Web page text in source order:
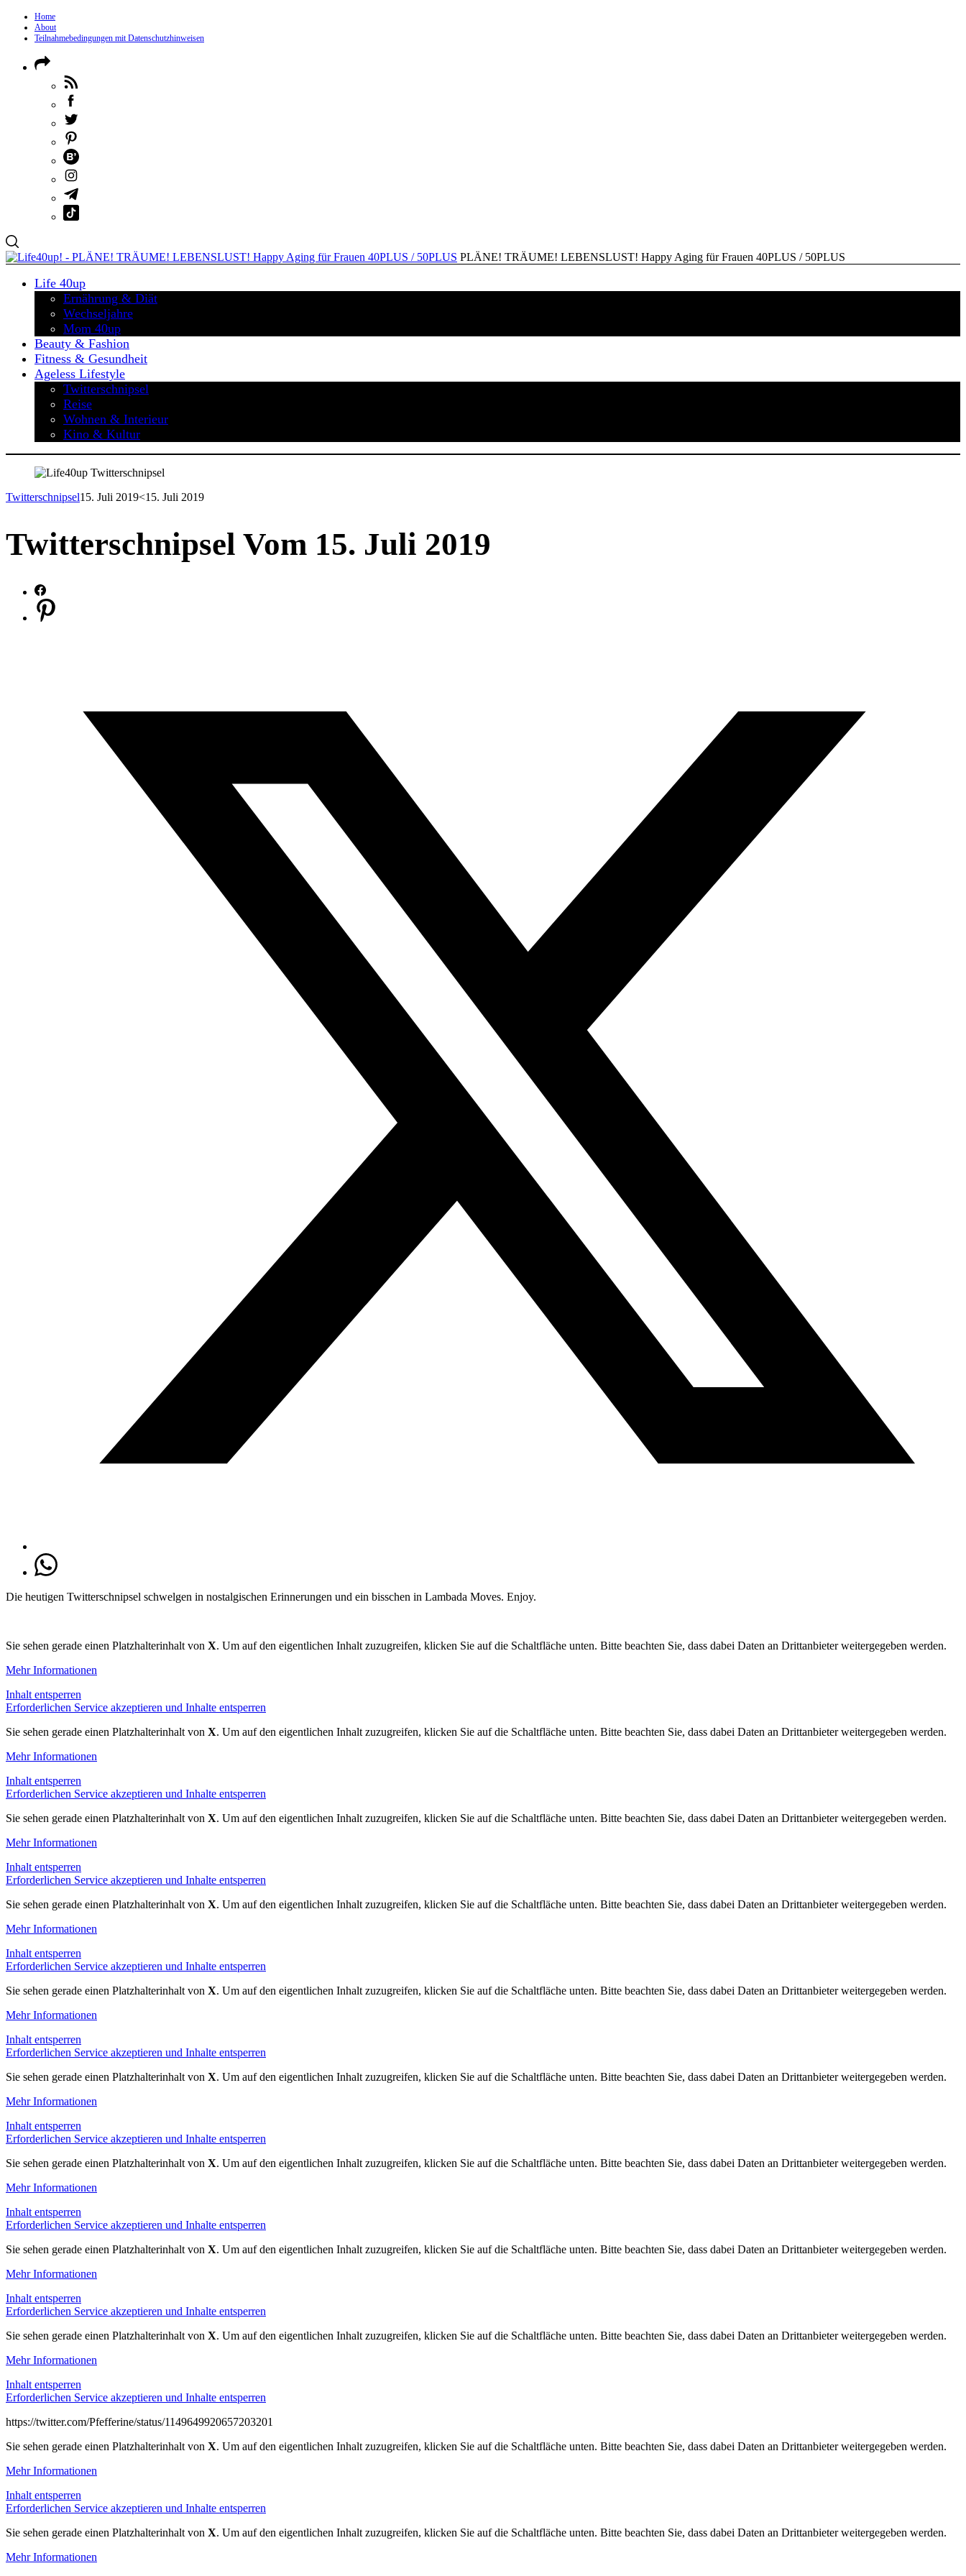
Home
About
Teilnahmebedingungen mit Datenschutzhinweisen
PLÄNE! TRÄUME! LEBENSLUST! Happy Aging für Frauen 40PLUS / 50PLUS
Life 40up
Ernährung & Diät
Wechseljahre
Mom 40up
Beauty & Fashion
Fitness & Gesundheit
Ageless Lifestyle
Twitterschnipsel
Reise
Wohnen & Interieur
Kino & Kultur
Twitterschnipsel15. Juli 2019<15. Juli 2019
Twitterschnipsel Vom 15. Juli 2019
Die heutigen Twitterschnipsel schwelgen in nostalgischen Erinnerungen und ein bisschen in Lambada Moves. Enjoy.
Sie sehen gerade einen Platzhalterinhalt von X. Um auf den eigentlichen Inhalt zuzugreifen, klicken Sie auf die Schaltfläche unten. Bitte beachten Sie, dass dabei Daten an Drittanbieter weitergegeben werden.
Mehr Informationen
Inhalt entsperren
Erforderlichen Service akzeptieren und Inhalte entsperren
Sie sehen gerade einen Platzhalterinhalt von X. Um auf den eigentlichen Inhalt zuzugreifen, klicken Sie auf die Schaltfläche unten. Bitte beachten Sie, dass dabei Daten an Drittanbieter weitergegeben werden.
Mehr Informationen
Inhalt entsperren
Erforderlichen Service akzeptieren und Inhalte entsperren
Sie sehen gerade einen Platzhalterinhalt von X. Um auf den eigentlichen Inhalt zuzugreifen, klicken Sie auf die Schaltfläche unten. Bitte beachten Sie, dass dabei Daten an Drittanbieter weitergegeben werden.
Mehr Informationen
Inhalt entsperren
Erforderlichen Service akzeptieren und Inhalte entsperren
Sie sehen gerade einen Platzhalterinhalt von X. Um auf den eigentlichen Inhalt zuzugreifen, klicken Sie auf die Schaltfläche unten. Bitte beachten Sie, dass dabei Daten an Drittanbieter weitergegeben werden.
Mehr Informationen
Inhalt entsperren
Erforderlichen Service akzeptieren und Inhalte entsperren
Sie sehen gerade einen Platzhalterinhalt von X. Um auf den eigentlichen Inhalt zuzugreifen, klicken Sie auf die Schaltfläche unten. Bitte beachten Sie, dass dabei Daten an Drittanbieter weitergegeben werden.
Mehr Informationen
Inhalt entsperren
Erforderlichen Service akzeptieren und Inhalte entsperren
Sie sehen gerade einen Platzhalterinhalt von X. Um auf den eigentlichen Inhalt zuzugreifen, klicken Sie auf die Schaltfläche unten. Bitte beachten Sie, dass dabei Daten an Drittanbieter weitergegeben werden.
Mehr Informationen
Inhalt entsperren
Erforderlichen Service akzeptieren und Inhalte entsperren
Sie sehen gerade einen Platzhalterinhalt von X. Um auf den eigentlichen Inhalt zuzugreifen, klicken Sie auf die Schaltfläche unten. Bitte beachten Sie, dass dabei Daten an Drittanbieter weitergegeben werden.
Mehr Informationen
Inhalt entsperren
Erforderlichen Service akzeptieren und Inhalte entsperren
Sie sehen gerade einen Platzhalterinhalt von X. Um auf den eigentlichen Inhalt zuzugreifen, klicken Sie auf die Schaltfläche unten. Bitte beachten Sie, dass dabei Daten an Drittanbieter weitergegeben werden.
Mehr Informationen
Inhalt entsperren
Erforderlichen Service akzeptieren und Inhalte entsperren
Sie sehen gerade einen Platzhalterinhalt von X. Um auf den eigentlichen Inhalt zuzugreifen, klicken Sie auf die Schaltfläche unten. Bitte beachten Sie, dass dabei Daten an Drittanbieter weitergegeben werden.
Mehr Informationen
Inhalt entsperren
Erforderlichen Service akzeptieren und Inhalte entsperren
https://twitter.com/Pfefferine/status/1149649920657203201
Sie sehen gerade einen Platzhalterinhalt von X. Um auf den eigentlichen Inhalt zuzugreifen, klicken Sie auf die Schaltfläche unten. Bitte beachten Sie, dass dabei Daten an Drittanbieter weitergegeben werden.
Mehr Informationen
Inhalt entsperren
Erforderlichen Service akzeptieren und Inhalte entsperren
Sie sehen gerade einen Platzhalterinhalt von X. Um auf den eigentlichen Inhalt zuzugreifen, klicken Sie auf die Schaltfläche unten. Bitte beachten Sie, dass dabei Daten an Drittanbieter weitergegeben werden.
Mehr Informationen